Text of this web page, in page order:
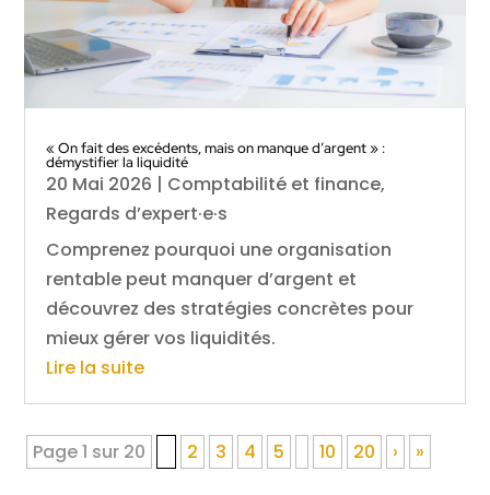
« On fait des excédents, mais on manque d’argent » :
démystifier la liquidité
20 Mai 2026 | Comptabilité et finance,
Regards d’expert·e·s
Comprenez pourquoi une organisation
rentable peut manquer d’argent et
découvrez des stratégies concrètes pour
mieux gérer vos liquidités.
Lire la suite
Page 1 sur 20 2 3 4 5 10 20 › »